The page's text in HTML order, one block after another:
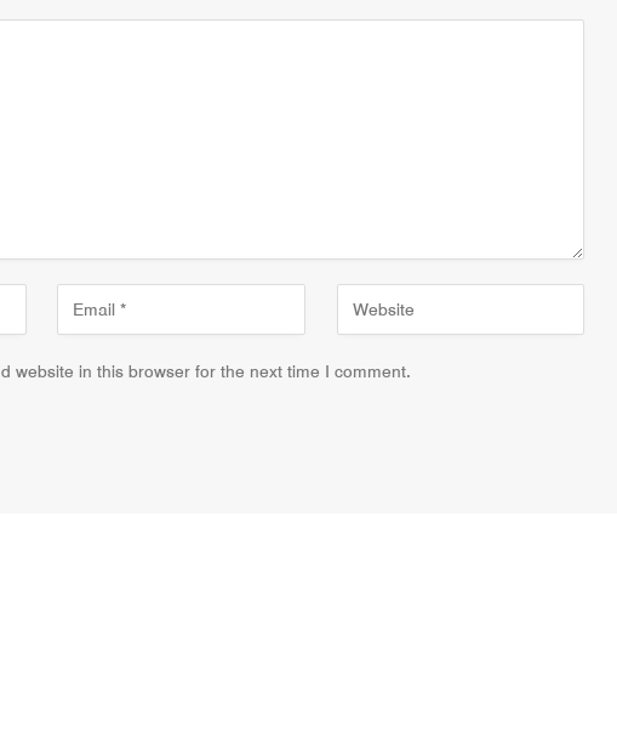
website in this browser for the next time I comment.